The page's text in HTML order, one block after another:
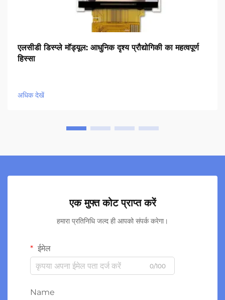
एलसीडी डिस्प्ले मॉड्यूल: आधुनिक दृश्य प्रौद्योगिकी का महत्वपूर्ण
हिस्सा
अधिक देखें
एक मुफ्त कोट प्राप्त करें
हमारा प्रतिनिधि जल्द ही आपको संपर्क करेगा।
ईमेल
0/100
Name